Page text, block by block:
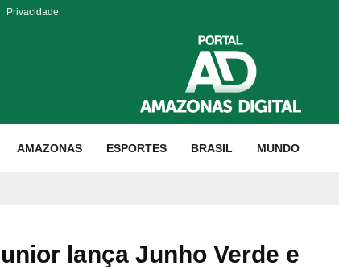
Privacidade
AMAZONAS ESPORTES BRASIL MUNDO
lança Junho Verde e